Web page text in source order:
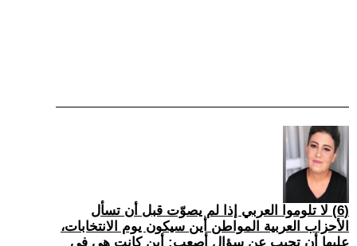
(6) لا تلوموا العربي إذا لم يصوّت قبل أن تسأل
الأحزاب العربية المواطن أين سيكون يوم الانتخابات،
عليها أن تجيب عن سؤال أصعب: أين كانت هي في